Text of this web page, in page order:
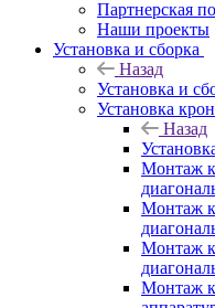
Партнерская
Наши проекты
Установка и сборка
Назад
Установка и
Установка
Назад
Монтаж
Монтаж
Монтаж
Монтаж